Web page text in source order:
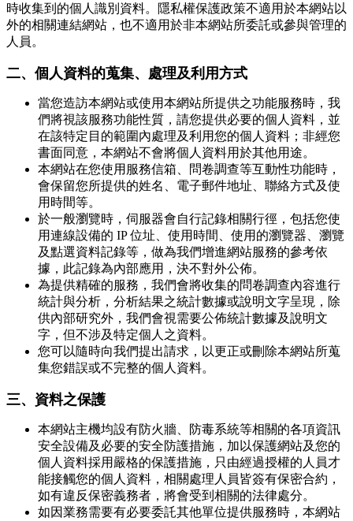
時收集到的個人識別資料。隱私權保護政策不適用於本網站以
外的相關連結網站，也不適用於非本網站所委託或參與管理的
人員。
二、個人資料的蒐集、處理及利用方式
當您造訪本網站或使用本網站所提供之功能服務時，我
們將視該服務功能性質，請您提供必要的個人資料，並
在該特定目的範圍內處理及利用您的個人資料；非經您
書面同意，本網站不會將個人資料用於其他用途。
本網站在您使用服務信箱、問卷調查等互動性功能時，
會保留您所提供的姓名、電子郵件地址、聯絡方式及使
用時間等。
於一般瀏覽時，伺服器會自行記錄相關行徑，包括您使
用連線設備的 IP 位址、使用時間、使用的瀏覽器、瀏覽
及點選資料記錄等，做為我們增進網站服務的參考依
據，此記錄為內部應用，決不對外公佈。
為提供精確的服務，我們會將收集的問卷調查內容進行
統計與分析，分析結果之統計數據或說明文字呈現，除
供內部研究外，我們會視需要公佈統計數據及說明文
字，但不涉及特定個人之資料。
您可以隨時向我們提出請求，以更正或刪除本網站所蒐
集您錯誤或不完整的個人資料。
三、資料之保護
本網站主機均設有防火牆、防毒系統等相關的各項資訊
安全設備及必要的安全防護措施，加以保護網站及您的
個人資料採用嚴格的保護措施，只由經過授權的人員才
能接觸您的個人資料，相關處理人員皆簽有保密合約，
如有違反保密義務者，將會受到相關的法律處分。
如因業務需要有必要委託其他單位提供服務時，本網站